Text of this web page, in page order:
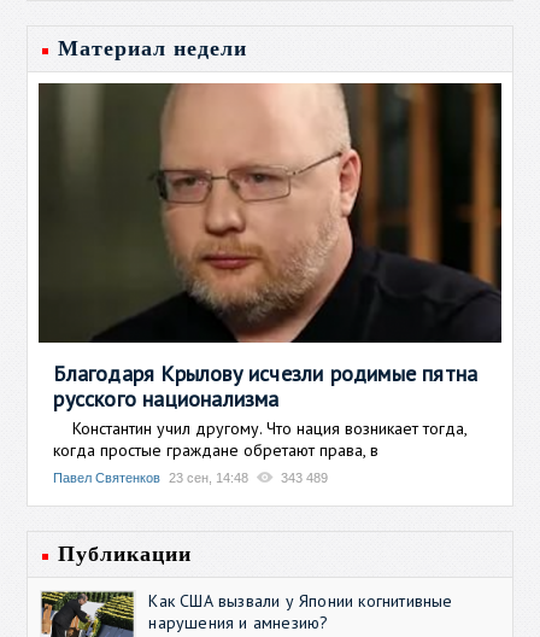
Материал недели
Благодаря Крылову исчезли родимые пятна
русского национализма
Константин учил другому. Что нация возникает тогда,
когда простые граждане обретают права, в
Павел Святенков 23 сен, 14:48 343 489
Публикации
Как США вызвали у Японии когнитивные
нарушения и амнезию?